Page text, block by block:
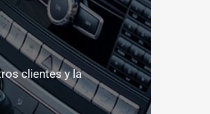
clientes y la